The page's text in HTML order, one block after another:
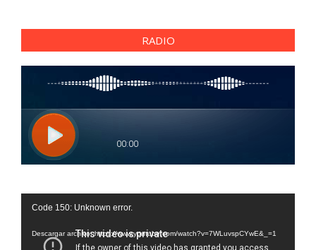
RADIO
Reproductor
vídeo
Code 150: Unknown error.
Descargar archivo: https://www.youtube.com/watch?v=7WLuvspCYwE&_=1